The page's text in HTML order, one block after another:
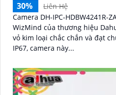
30%
Liên Hệ
Camera DH-IPC-HDBW4241R-
WizMind của thương hiệu Dahua
vỏ kim loại chắc chắn và đạt
IP67, camera này...